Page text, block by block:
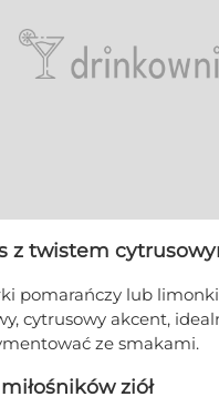
z twistem
pomarańczy lub
cytrusowy akcent,
ze smakami.
ziół